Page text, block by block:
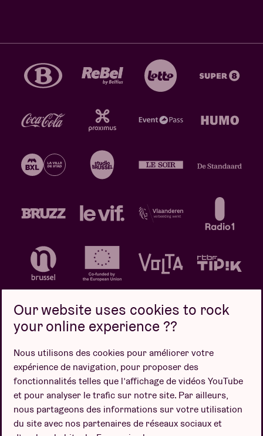
Politique de confidentialité
Politique de cookies
Conditions de vente
Design par
Our website uses cookies to rock
your online experience ??
Nous utilisons des cookies pour améliorer votre
expérience de navigation, pour proposer des
fonctionnalités telles que l’affichage de vidéos YouTube
et pour analyser le trafic sur notre site. Par ailleurs,
nous partageons des informations sur votre utilisation
du site avec nos partenaires de réseaux sociaux et